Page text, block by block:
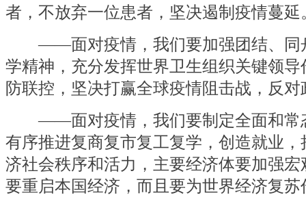
者，不放弃一位患者，坚决遏制疫情蔓延
——面对疫情，我们要加强团结、同
学精神，充分发挥世界卫生组织关键领
防联控，坚决打赢全球疫情阻击战，反
——面对疫情，我们要制定全面和常
有序推进复商复市复工复学，创造就业
济社会秩序和活力，主要经济体要加强
要重启本国经济，而且要为世界经济复苏